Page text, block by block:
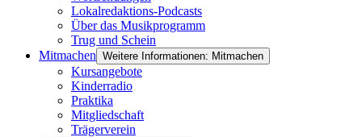
Lokalredaktions-Podcasts
Über das Musikprogramm
Trug und Schein
Mitmachen Weitere Informationen: Mitmachen
Kursangebote
Kinderradio
Praktika
Mitgliedschaft
Trägerverein